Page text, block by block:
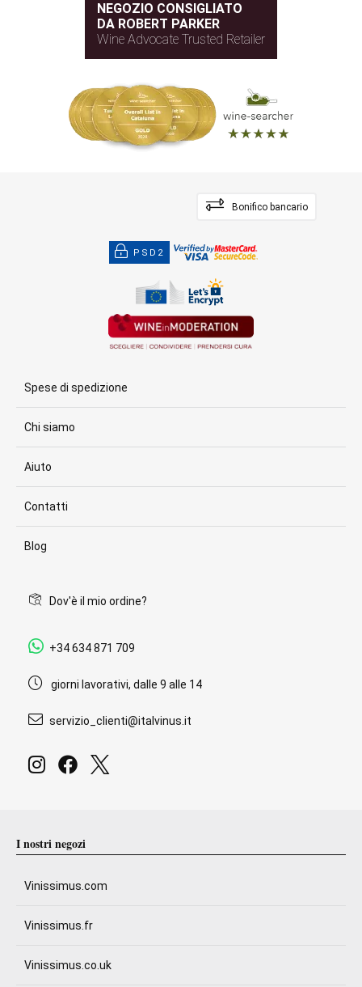
NEGOZIO CONSIGLIATO
DA ROBERT PARKER
Wine Advocate Trusted Retailer
Bonifico bancario
PSD2
Spese di spedizione
Chi siamo
Aiuto
Contatti
Blog
Dov'è il mio ordine?
+34 634 871 709
giorni lavorativi, dalle 9 alle 14
servizio_clienti@italvinus.it
I nostri negozi
Vinissimus.com
Vinissimus.fr
Vinissimus.co.uk